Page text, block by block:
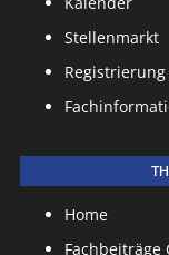
Stellenmarkt
Registrierung
Home
Fachbeiträge